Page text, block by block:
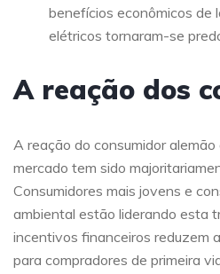
benefícios econômicos de
elétricos tornaram-se
A reação dos
A reação do consumidor
mercado tem sido
Consumidores mais jovens e
ambiental estão liderando esta
incentivos financeiros reduzem
para compradores de primeira